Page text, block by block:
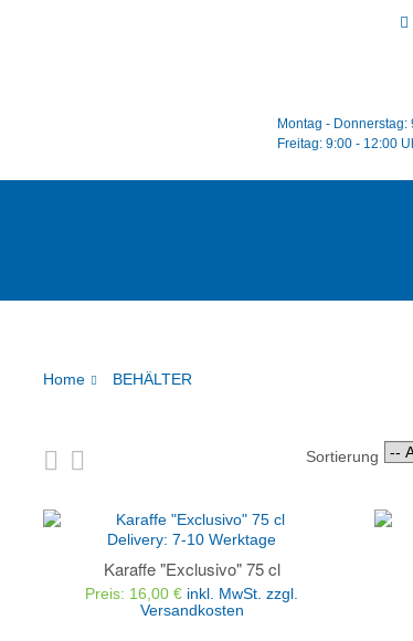
Montag -
Freitag: 9:00 - 12:00
Home BEHÄLTER
Sortierung
Delivery:7-10 Werktage
Karaffe "Exclusivo" 75 cl
Preis: 16,00 € inkl. MwSt.zzgl.
Versandkosten